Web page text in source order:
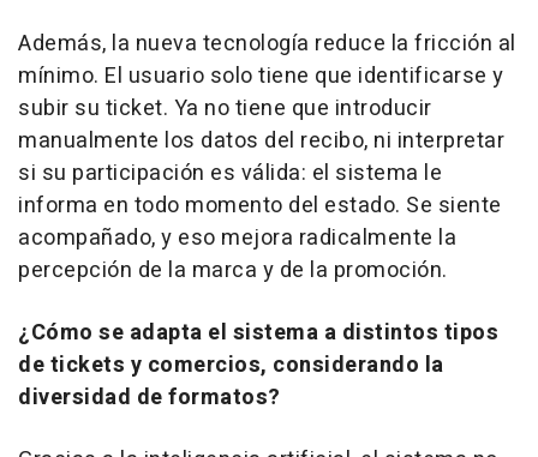
Además, la nueva tecnología reduce la fricción al
mínimo. El usuario solo tiene que identificarse y
subir su ticket. Ya no tiene que introducir
manualmente los datos del recibo, ni interpretar
si su participación es válida: el sistema le
informa en todo momento del estado. Se siente
acompañado, y eso mejora radicalmente la
percepción de la marca y de la promoción.
¿Cómo se adapta el sistema a distintos tipos
de tickets y comercios, considerando la
diversidad de formatos?